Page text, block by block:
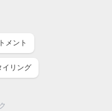
メント
イリング